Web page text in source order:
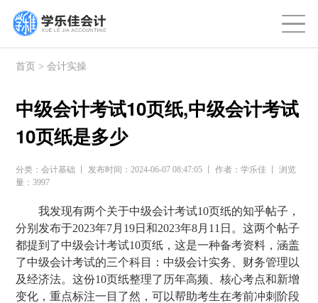
首页 >会计实操
中级会计考试10页纸,中级会计考试
10页纸是多少
分类：会计基础 丨 发布时间：2024-06-07 08:47:05 丨 作者：学乐佳 丨 浏览
量：3997
我发现有两个关于中级会计考试10页纸的知乎帖子，
分别发布于2023年7月19日和2023年8月11日。这两个帖子
都提到了中级会计考试10页纸，这是一种备考资料，涵盖
了中级会计考试的三个科目：中级会计实务、财务管理以
及经济法。这份10页纸整理了历年高频、核心考点和新增
变化，重点标注一目了然，可以帮助考生在考前冲刺阶段